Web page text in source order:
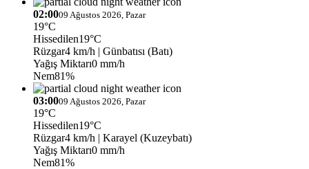
02:0009 Ağustos 2026, Pazar
19°C
Hissedilen19°C
Rüzgar4 km/h | Günbatısı (Batı)
Yağış Miktarı0 mm/h
Nem81%
03:0009 Ağustos 2026, Pazar
19°C
Hissedilen19°C
Rüzgar4 km/h | Karayel (Kuzeybatı)
Yağış Miktarı0 mm/h
Nem81%